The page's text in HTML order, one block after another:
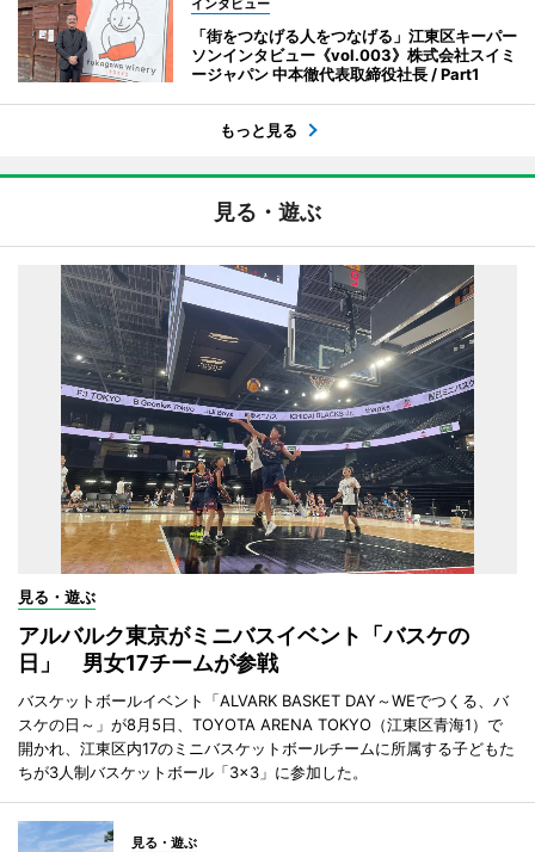
インタビュー
「街をつなげる人をつなげる」江東区キーパー
ソンインタビュー《vol.003》株式会社スイミ
ージャパン 中本徹代表取締役社長 / Part1
もっと見る
見る・遊ぶ
見る・遊ぶ
アルバルク東京がミニバスイベント「バスケの
日」 男女17チームが参戦
バスケットボールイベント「ALVARK BASKET DAY～WEでつくる、バ
スケの日～」が8月5日、TOYOTA ARENA TOKYO（江東区青海1）で
開かれ、江東区内17のミニバスケットボールチームに所属する子どもた
ちが3人制バスケットボール「3×3」に参加した。
見る・遊ぶ